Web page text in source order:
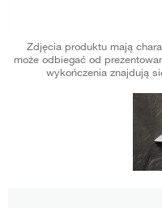
Zdjęcia produktu mają
może odbiegać od
wykończenia znajdują